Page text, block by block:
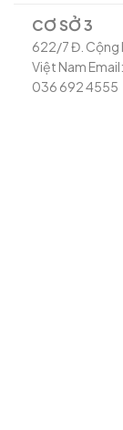
CƠ SỞ 3
622/7 Đ. Cộng
Việt Nam
036 692 4555